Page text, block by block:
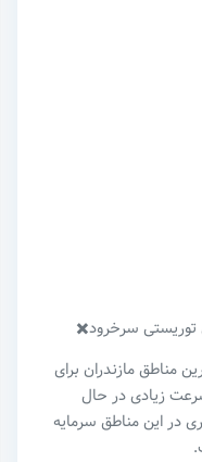
توریستی سرخرود✖️
مناطق مازندران برای
زیادی در حال
در این مناطق سرمایه